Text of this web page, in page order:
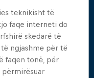
Recap
teknikisht të
faqe interneti do
skedarë të
ngjashme për të
faqen tonë, për